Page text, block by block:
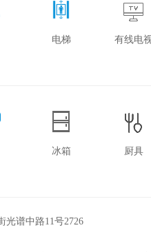
电梯 有线电
冰箱 厨具
光谱中路11号2726